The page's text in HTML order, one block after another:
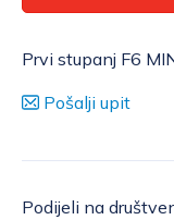
Prvi stupanj F6
Pošalji upit
Podijeli na